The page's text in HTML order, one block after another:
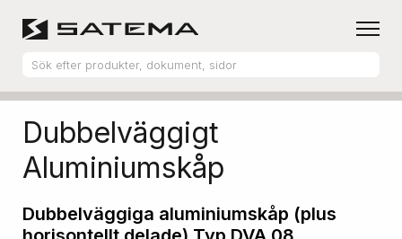
Produktsortiment Aluminiumskåp
Dubbelväggigt
Aluminiumskåp
Dubbelväggiga aluminiumskåp (plus